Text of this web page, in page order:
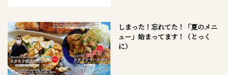
しまった！忘れてた！「夏のメニ
ュー」始まってます！（とっく
に）